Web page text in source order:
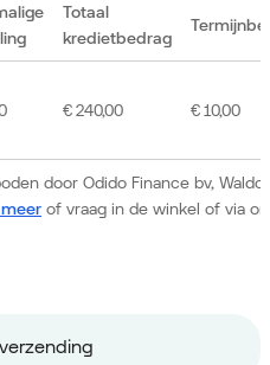
Totaal
kredietbedrag
door Odido Finance bv,
of vraag in de winkel of via
€ 240,00 € 10,00